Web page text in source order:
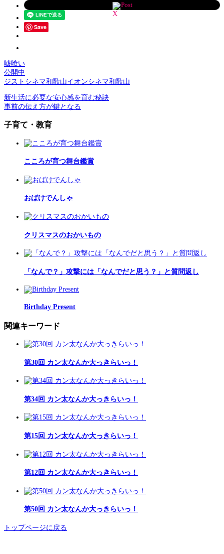
Post
Save
嘘喰い
公開中
ジストシネマ和歌山イオンシネマ和歌山
新生活に必要な安心感を育む秘訣
事前の伝え方が鍵となる
子育て・教育
こころが育つ舞台鑑賞
おばけでんしゃ
クリスマスのおかいもの
「なんで？」攻撃には「なんでだと思う？」と質問返し
Birthday Present
関連キーワード
第30回 カン太なんか大っきらいっ！
第34回 カン太なんか大っきらいっ！
第15回 カン太なんか大っきらいっ！
第12回 カン太なんか大っきらいっ！
第50回 カン太なんか大っきらいっ！
トップページに戻る